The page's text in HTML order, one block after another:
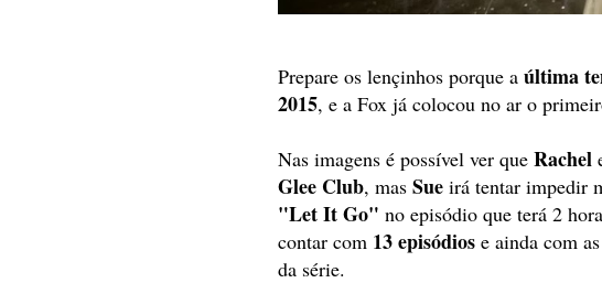
Prepare os lençinhos porque a última
2015, e a Fox já colocou no ar o
Nas imagens é possível ver que Rachel
Glee Club, mas Sue irá tentar impedir
"Let It Go" no episódio que terá 2
contar com 13 episódios e ainda com
da série.